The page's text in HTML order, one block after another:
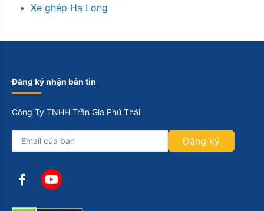
Xe ghép Hạ Long
Đăng ký nhận bản tin
Công Ty TNHH Trần Gia Phú Thái
Đăng ký